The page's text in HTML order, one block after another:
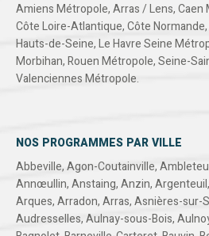
Amiens Métropole,Arras / Lens,Caen
Côte Loire-Atlantique,Côte Normande,
Hauts-de-Seine,Le Havre Seine
Morbihan,Rouen Métropole,Seine-
Valenciennes Métropole.
NOS PROGRAMMES PAR VILLE
Abbeville,Agon-Coutainville,
Annœullin,Anstaing,Anzin,Argenteuil,
Arques,Arradon,Arras,Asnières-sur-
Audresselles,Aulnay-sous-Bois,